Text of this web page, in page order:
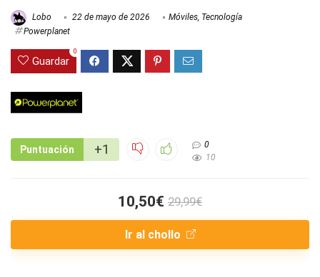
Lobo 22 de mayo de 2026 Móviles, Tecnología
Powerplanet
Guardar
0
Puntuación +1
0
10
10,50€ 29,99€
Ir al chollo